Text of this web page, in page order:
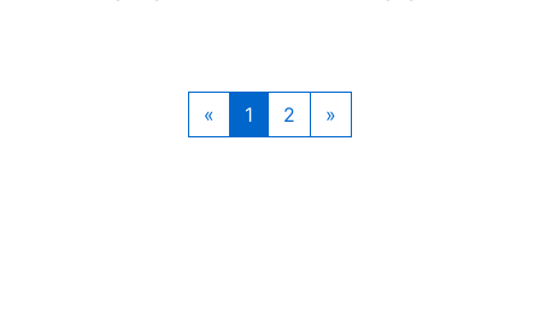
« Previous
1 2 »